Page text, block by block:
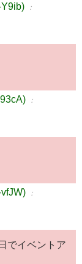
：
：
：
でイベントア